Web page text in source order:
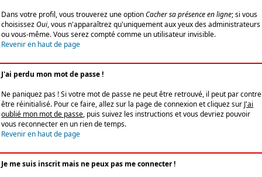
Dans votre profil, vous trouverez une optionCacher sa présence en ligne; si vous
choisissezOui, vous n'apparaîtrez qu'uniquement aux yeux des administrateurs
ou vous-même. Vous serez compté comme un utilisateur invisible.
Revenir en haut de page
J'ai perdu mon mot de passe !
Ne paniquez pas ! Si votre mot de passe ne peut être retrouvé, il peut par contre
être réinitialisé. Pour ce faire, allez sur la page de connexion et cliquez sur J'ai
oublié mon mot de passe, puis suivez les instructions et vous devriez pouvoir
vous reconnecter en un rien de temps.
Revenir en haut de page
Je me suis inscrit mais ne peux pas me connecter !